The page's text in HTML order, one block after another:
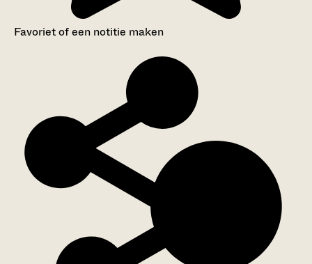
Favoriet of een notitie maken